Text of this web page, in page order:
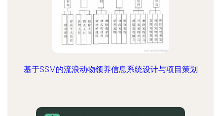
基于SSM的流浪动物领养信息系统设计与项目策划